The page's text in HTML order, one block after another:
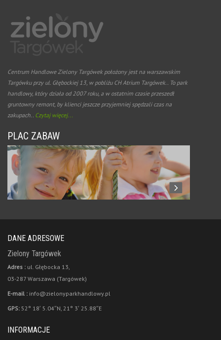
Centrum Handlowe Zielony Targówek położony jest na warszawskim
Targówku przy ul. Głębockiej 13, w pobliżu CH Atrium Targówek.. To park
handlowy, który działa od 2007 roku, a w ostatnim czasie przeszedł
gruntowny remont, by klienci jeszcze przyjemniej spędzali czas na
zakupach.. Czytaj więcej...
PLAC ZABAW
DANE ADRESOWE
Zielony Targówek
Adres : ul. Głębocka 13,
03-287 Warszawa (Targówek)
E-mail : info@zielonyparkhandlowy.pl
GPS: 52° 18′ 5.04″N, 21° 3′ 25.88″E
INFORMACJE